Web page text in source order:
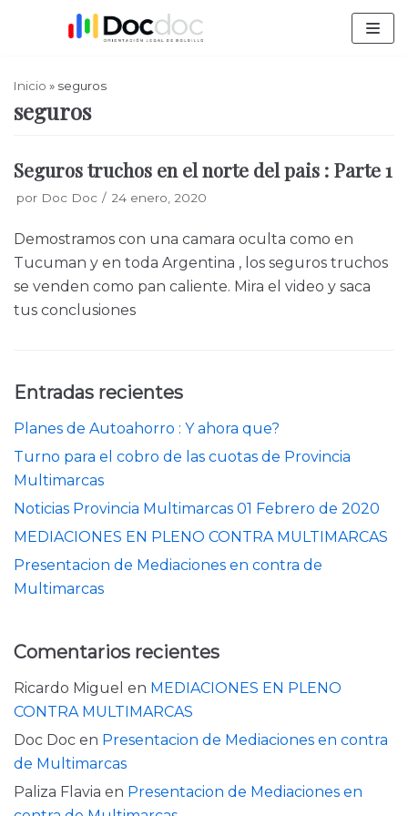
Inicio » seguros
seguros
Seguros truchos en el norte del pais : Parte 1
por Doc Doc 24 enero, 2020
Demostramos con una camara oculta como en
Tucuman y en toda Argentina , los seguros truchos
se venden como pan caliente. Mira el video y saca
tus conclusiones
Entradas recientes
Planes de Autoahorro : Y ahora que?
Turno para el cobro de las cuotas de Provincia
Multimarcas
Noticias Provincia Multimarcas 01 Febrero de 2020
MEDIACIONES EN PLENO CONTRA MULTIMARCAS
Presentacion de Mediaciones en contra de
Multimarcas
Comentarios recientes
Ricardo Miguel en MEDIACIONES EN PLENO
CONTRA MULTIMARCAS
Doc Doc en Presentacion de Mediaciones en contra
de Multimarcas
Paliza Flavia en Presentacion de Mediaciones en